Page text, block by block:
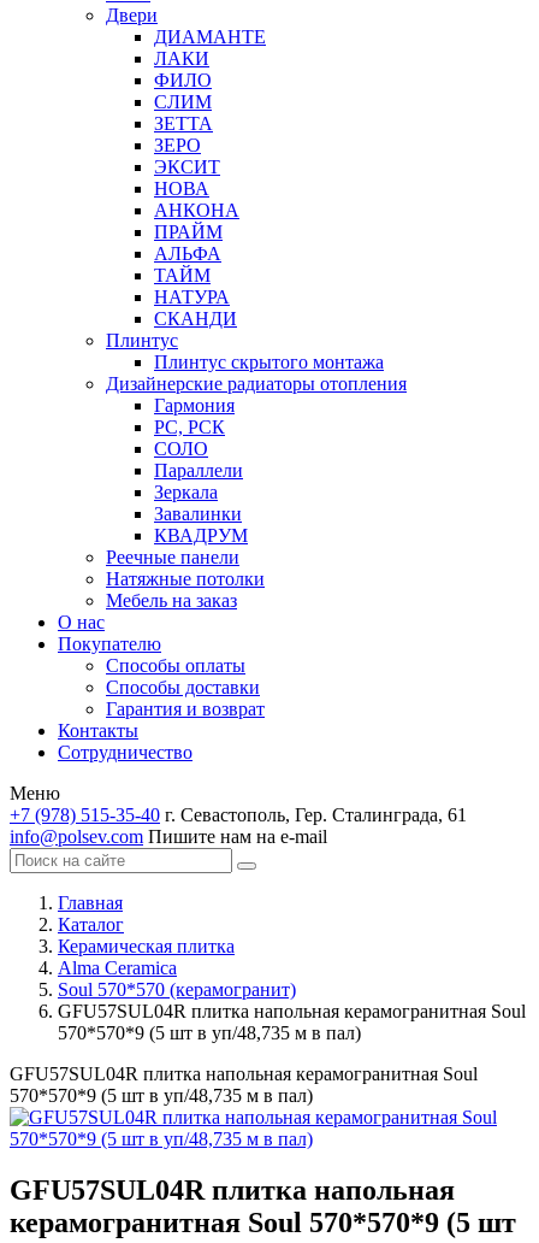
Двери
ДИАМАНТЕ
ЛАКИ
ФИЛО
СЛИМ
ЗЕТТА
ЗЕРО
ЭКСИТ
НОВА
АНКОНА
ПРАЙМ
АЛЬФА
ТАЙМ
НАТУРА
СКАНДИ
Плинтус
Плинтус скрытого монтажа
Дизайнерские радиаторы отопления
Гармония
РС, РСК
СОЛО
Параллели
Зеркала
Завалинки
КВАДРУМ
Реечные панели
Натяжные потолки
Мебель на заказ
О нас
Покупателю
Способы оплаты
Способы доставки
Гарантия и возврат
Контакты
Сотрудничество
Меню
+7 (978) 515-35-40 г. Севастополь, Гер. Сталинграда, 61
info@polsev.com Пишите нам на e-mail
Главная
Каталог
Керамическая плитка
Alma Ceramica
Soul 570*570 (керамогранит)
GFU57SUL04R плитка напольная керамогранитная Soul
570*570*9 (5 шт в уп/48,735 м в пал)
GFU57SUL04R плитка напольная керамогранитная Soul
570*570*9 (5 шт в уп/48,735 м в пал)
GFU57SUL04R плитка напольная
керамогранитная Soul 570*570*9 (5 шт